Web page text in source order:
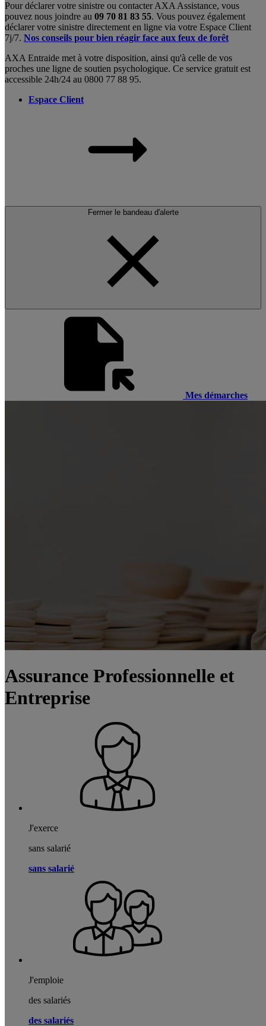
Pour déclarer votre sinistre ou contacter AXA Assistance, vous
pouvez nous joindre au 09 70 81 83 55. Vous pouvez également
déclarer votre sinistre directement en ligne via votre Espace Client
7j/7. Nos conseils pour bien réagir face aux feux de forêt
AXA Entraide met à votre disposition, ainsi qu'à celle de vos
proches une ligne de soutien psychologique. Ce service gratuit est
accessible 24h/24 au 0800 77 88 95.
Espace Client
Fermer le bandeau d'alerte
Mes démarches
Assurance Professionnelle et
Entreprise
J'exerce
sans salarié
sans salarié
J'emploie
des salariés
des salariés